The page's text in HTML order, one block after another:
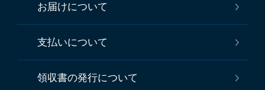
お届けについて
支払いについて
領収書の発行について